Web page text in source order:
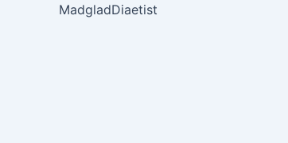
MadgladDiaetist